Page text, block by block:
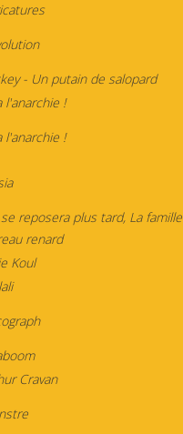
- Un putain de salopard
l'anarchie !
l'anarchie !
reposera plus tard, La famille
renard
Koul
Cravan